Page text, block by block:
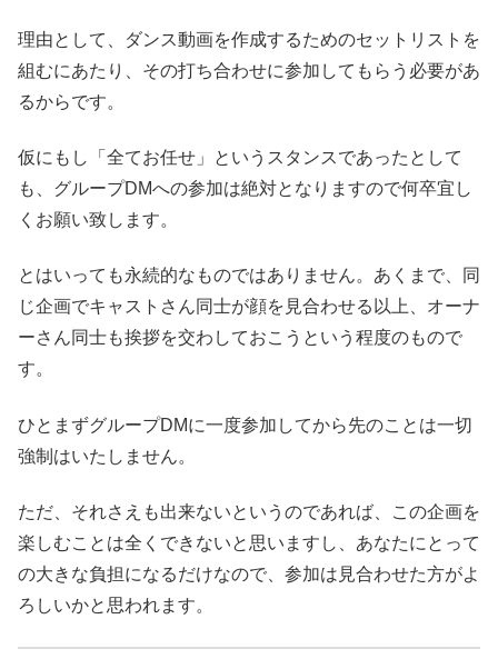
理由として、ダンス動画を作成するためのセットリストを
組むにあたり、その打ち合わせに参加してもらう必要があ
るからです。
仮にもし「全てお任せ」というスタンスであったとして
も、グループDMへの参加は絶対となりますので何卒宜し
くお願い致します。
とはいっても永続的なものではありません。あくまで、同
じ企画でキャストさん同士が顔を見合わせる以上、オーナ
ーさん同士も挨拶を交わしておこうという程度のもので
す。
ひとまずグループDMに一度参加してから先のことは一切
強制はいたしません。
ただ、それさえも出来ないというのであれば、この企画を
楽しむことは全くできないと思いますし、あなたにとって
の大きな負担になるだけなので、参加は見合わせた方がよ
ろしいかと思われます。